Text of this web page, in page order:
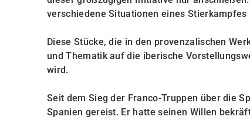
verschiedene Situationen eines
Diese Stücke, die in den provenzalischen
und Thematik auf die iberische
wird.
Seit dem Sieg der Franco-Truppen über die
Spanien gereist. Er hatte seinen Willen